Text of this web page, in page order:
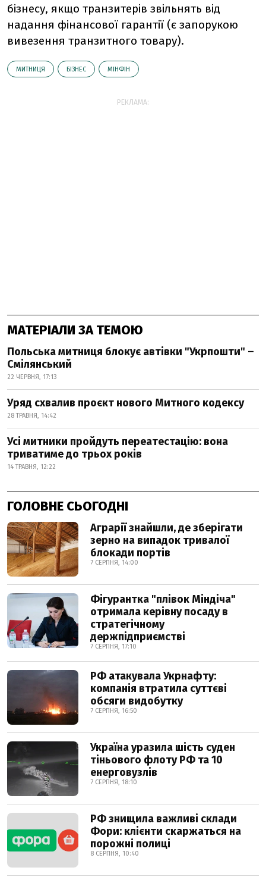
бізнесу, якщо транзитерів звільнять від
надання фінансової гарантії (є запорукою
вивезення транзитного товару).
МИТНИЦЯ БІЗНЕС МІНФІН
РЕКЛАМА:
МАТЕРІАЛИ ЗА ТЕМОЮ
Польська митниця блокує автівки "Укрпошти" –
Смілянський
22 ЧЕРВНЯ, 17:13
Уряд схвалив проєкт нового Митного кодексу
28 ТРАВНЯ, 14:42
Усі митники пройдуть переатестацію: вона
триватиме до трьох років
14 ТРАВНЯ, 12:22
ГОЛОВНЕ СЬОГОДНІ
Аграрії знайшли, де зберігати
зерно на випадок тривалої
блокади портів
7 СЕРПНЯ, 14:00
Фігурантка "плівок Міндіча"
отримала керівну посаду в
стратегічному
держпідприємстві
7 СЕРПНЯ, 17:10
РФ атакувала Укрнафту:
компанія втратила суттєві
обсяги видобутку
7 СЕРПНЯ, 16:50
Україна уразила шість суден
тіньового флоту РФ та 10
енерговузлів
7 СЕРПНЯ, 18:10
РФ знищила важливі склади
Фори: клієнти скаржаться на
порожні полиці
8 СЕРПНЯ, 10:40